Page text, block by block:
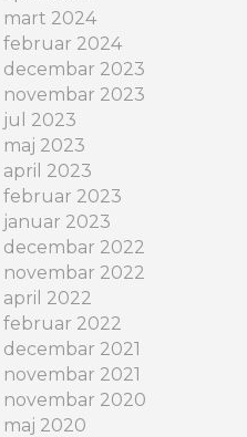
mart 2024
februar 2024
decembar 2023
novembar 2023
jul 2023
maj 2023
april 2023
februar 2023
januar 2023
decembar 2022
novembar 2022
april 2022
februar 2022
decembar 2021
novembar 2021
novembar 2020
maj 2020